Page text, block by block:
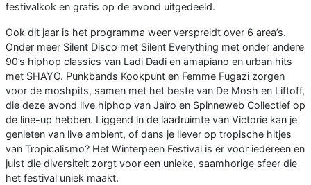
festivalkok en gratis op de avond uitgedeeld.
Ook dit jaar is het programma weer verspreidt over 6 area’s.
Onder meer Silent Disco met Silent Everything met onder andere
90’s hiphop classics van Ladi Dadi en amapiano en urban hits
met SHAYO. Punkbands Kookpunt en Femme Fugazi zorgen
voor de moshpits, samen met het beste van De Mosh en Liftoff,
die deze avond live hiphop van Jaïro en Spinneweb Collectief op
de line-up hebben. Liggend in de laadruimte van Victorie kan je
genieten van live ambient, of dans je liever op tropische hitjes
van Tropicalismo? Het Winterpeen Festival is er voor iedereen en
juist die diversiteit zorgt voor een unieke, saamhorige sfeer die
het festival uniek maakt.